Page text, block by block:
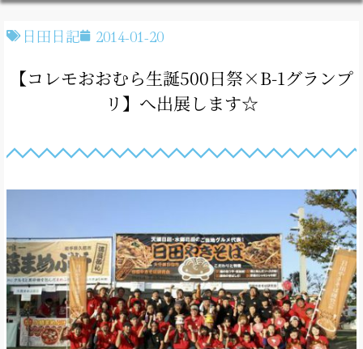
日田日記 2014-01-20
【コレモおおむら生誕500日祭×B-1グランプ
リ】へ出展します☆